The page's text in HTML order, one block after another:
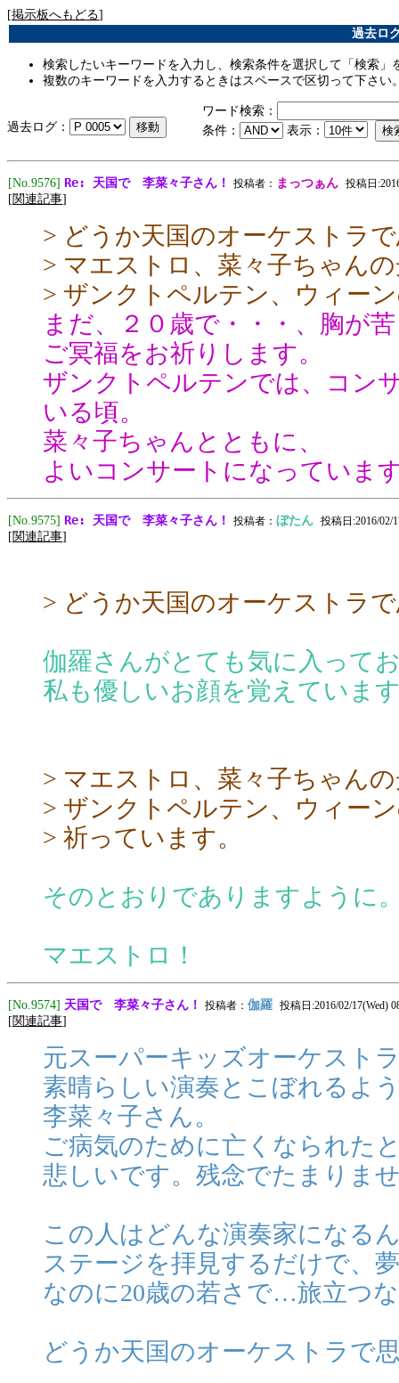
[掲示板へもどる]
過去ロ
検索したいキーワードを入力し、検索条件を選択して「検索」
複数のキーワードを入力するときはスペースで区切って下さい
過去ログ：
ワード検索：
条件：
表示：
[No.9576] Re: 天国で 李菜々子さん！ 投稿者： まっつぁん 投稿日
[関連記事]
> どうか天国のオーケストラ
> マエストロ、菜々子ちゃん
> ザンクトペルテン、ウィー
まだ、２０歳で・・・、胸が
ご冥福をお祈りします。
ザンクトペルテンでは、コン
いる頃。
菜々子ちゃんとともに、
よいコンサートになっていま
[No.9575] Re: 天国で 李菜々子さん！ 投稿者： ぼたん 投稿日:2016/02/
[関連記事]
> どうか天国のオーケストラ
伽羅さんがとても気に入って
私も優しいお顔を覚えていま
> マエストロ、菜々子ちゃん
> ザンクトペルテン、ウィー
> 祈っています。
そのとおりでありますように
マエストロ！
[No.9574] 天国で 李菜々子さん！ 投稿者： 伽羅 投稿日:2016/02/17(Wed)
[関連記事]
元スーパーキッズオーケスト
素晴らしい演奏とこぼれるよ
李菜々子さん。
ご病気のために亡くなられた
悲しいです。残念でたまりま
この人はどんな演奏家になる
ステージを拝見するだけで、
なのに20歳の若さで…旅立つ
どうか天国のオーケストラで